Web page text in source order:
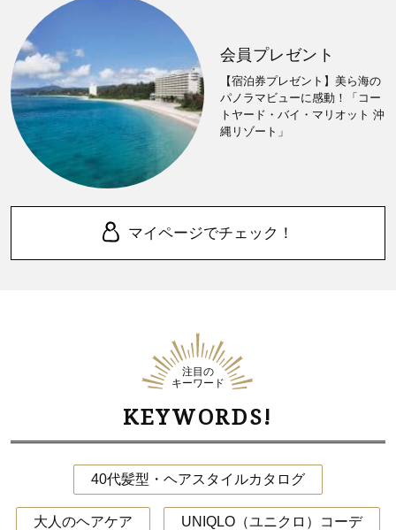
会員プレゼント
【宿泊券プレゼント】美ら海の
パノラマビューに感動！「コー
トヤード・バイ・マリオット 沖
縄リゾート」
マイページでチェック！
注目の
キーワード
KEYWORDS!
40代髪型・ヘアスタイルカタログ
大人のヘアケア UNIQLO（ユニクロ）コーデ